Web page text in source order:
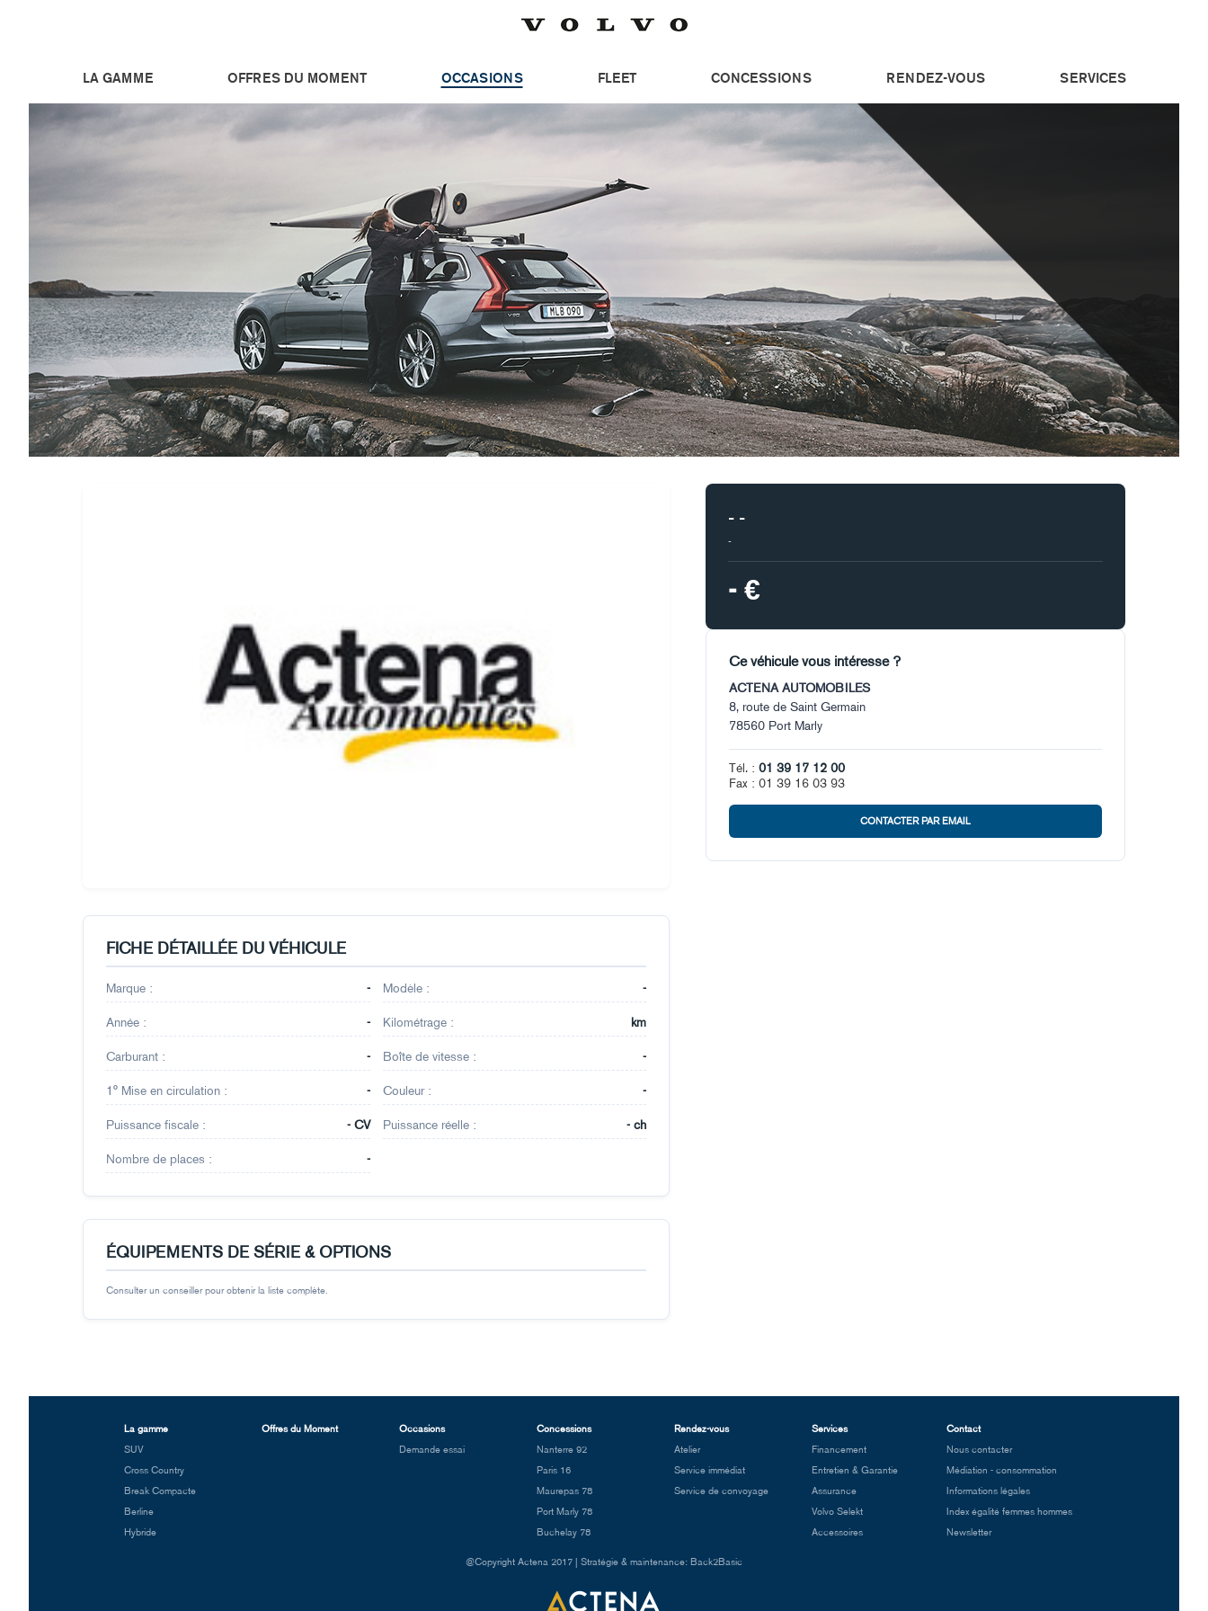
LA GAMME OFFRES DU MOMENT OCCASIONS FLEET CONCESSIONS RENDEZ-VOUS SERVICES
FICHE DÉTAILLÉE DU VÉHICULE
Marque : - Modèle : -
Année : - Kilométrage : km
Carburant : - Boîte de vitesse : -
1° Mise en circulation : - Couleur : -
Puissance fiscale : - CV Puissance réelle : - ch
Nombre de places : -
ÉQUIPEMENTS DE SÉRIE & OPTIONS
Consulter un conseiller pour obtenir la liste complète.
- -
-
- €
Ce véhicule vous intéresse ?
ACTENA AUTOMOBILES
8, route de Saint Germain
78560 Port Marly
Tél. :01 39 17 12 00
Fax : 01 39 16 03 93
CONTACTER PAR EMAIL
La gamme
SUV
Cross Country
Break Compacte
Berline
Hybride
Offres du Moment
Occasions
Demande essai
Concessions
Nanterre 92
Paris 16
Maurepas 78
Port Marly 78
Buchelay 78
Rendez-vous
Atelier
Service immédiat
Service de convoyage
Services
Financement
Entretien & Garantie
Assurance
Volvo Selekt
Accessoires
Contact
Nous contacter
Médiation - consommation
Informations légales
Index égalité femmes hommes
Newsletter
@Copyright Actena 2017 | Stratégie & maintenance: Back2Basic